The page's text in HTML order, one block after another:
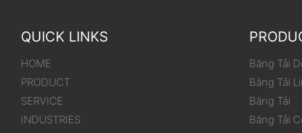
QUICK LINKS
HOME
PRODUCT
SERVICE
INDUSTRIES
Băng Tải
Băng Tải
Băng Tải
Băng Tải